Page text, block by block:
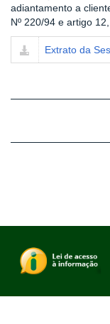
adiantamento a
Nº 220/94 e artigo
Extrato da